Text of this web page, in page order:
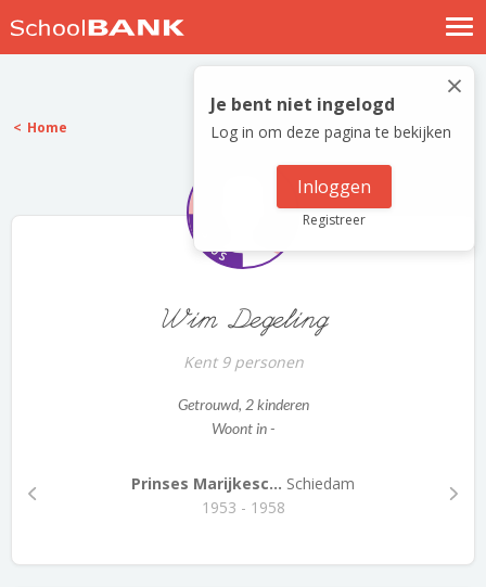
Nostalgische verhalen
Log in
Meld je gratis aan
×
Je bent niet ingelogd
Log in om deze pagina te bekijken
Inloggen
Registreer
Home
Wim Degeling
Kent 9 personen
Getrouwd, 2 kinderen
Woont in -
Prinses Marijkesc... Schiedam
1953 - 1958